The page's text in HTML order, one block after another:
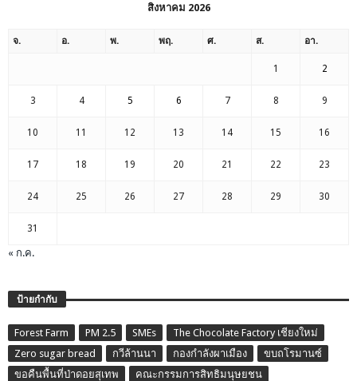
สิงหาคม 2026
จ. อ. พ. พฤ. ศ. ส. อา.
1 2
3 4 5 6 7 8 9
10 11 12 13 14 15 16
17 18 19 20 21 22 23
24 25 26 27 28 29 30
31
« ก.ค.
ป้ายกำกับ
Forest Farm PM 2.5 SMEs
The Chocolate Factory เชียงใหม่
Zero sugar bread
กวีล้านนา กองกำลังผาเมือง
ขบถโรมานซ์
ขอคืนพื้นที่ป่าดอยสุเทพ
คณะกรรมการสิทธิมนุษยชน